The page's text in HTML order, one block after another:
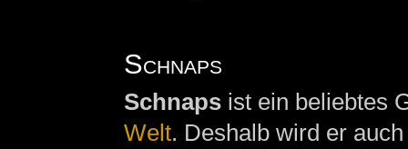
Schnaps
Schnapsist ein beliebtes
Welt. Deshalb wird er